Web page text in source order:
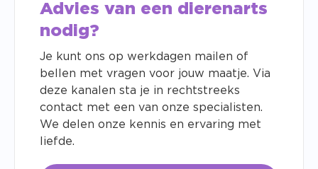
Advies van een dierenarts
nodig?
Je kunt ons op werkdagen mailen of
bellen met vragen voor jouw maatje. Via
deze kanalen sta je in rechtstreeks
contact met een van onze specialisten.
We delen onze kennis en ervaring met
liefde.